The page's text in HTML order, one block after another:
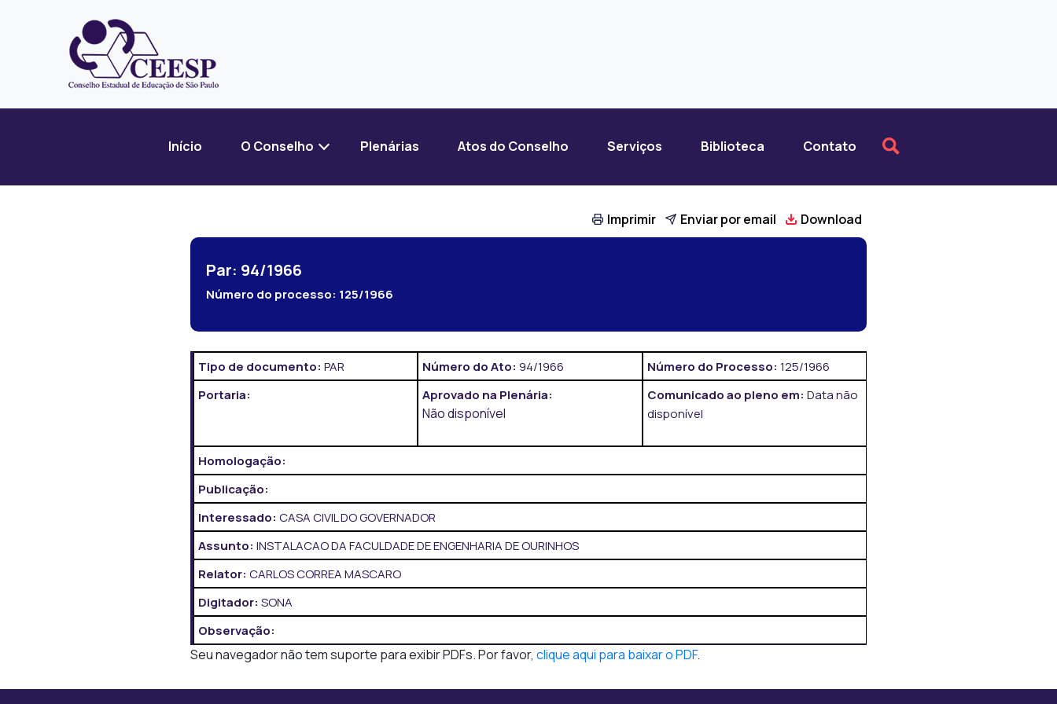
Início O Conselho Plenárias Atos do Conselho Serviços Biblioteca Contato
Imprimir Enviar por email Download
Par: 94/1966
Número do processo: 125/1966
Tipo de documento: PAR Número do Ato: 94/1966 Número do Processo: 125/1966
Portaria:
Aprovado na Plenária:
Não disponível
Comunicado ao pleno em: Data não
disponível
Homologação:
Publicação:
Interessado: CASA CIVIL DO GOVERNADOR
Assunto: INSTALACAO DA FACULDADE DE ENGENHARIA DE OURINHOS
Relator: CARLOS CORREA MASCARO
Digitador: SONA
Observação:
Seu navegador não tem suporte para exibir PDFs. Por favor, clique aqui para baixar o PDF.